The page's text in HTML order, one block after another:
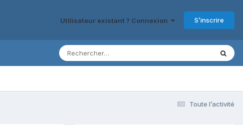
Utilisateur existant ? Connexion S’inscrire
Toute l’activité